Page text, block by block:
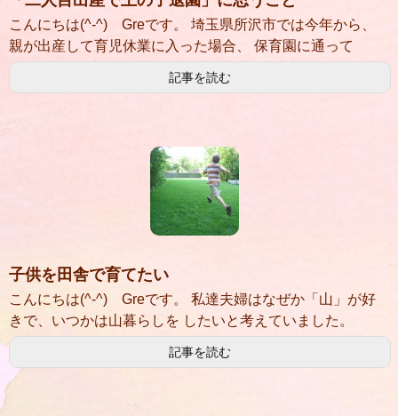
こんにちは(^-^) Greです。 埼玉県所沢市では今年から、
親が出産して育児休業に入った場合、 保育園に通って
記事を読む
子供を田舎で育てたい
こんにちは(^-^) Greです。 私達夫婦はなぜか「山」が好
きで、いつかは山暮らしを したいと考えていました。
記事を読む